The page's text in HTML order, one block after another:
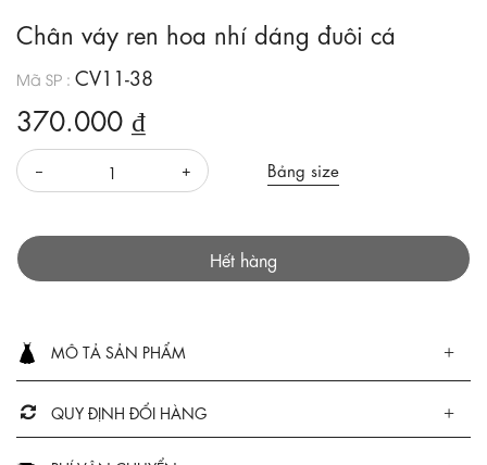
Chân váy ren hoa nhí dáng đuôi cá
Mã SP : CV11-38
370.000 ₫
Bảng size
Hết hàng
MÔ TẢ SẢN PHẨM
QUY ĐỊNH ĐỔI HÀNG